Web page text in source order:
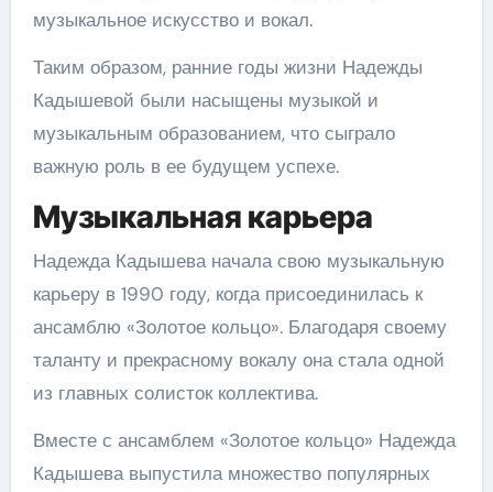
музыкальное искусство и вокал.
Таким образом, ранние годы жизни Надежды
Кадышевой были насыщены музыкой и
музыкальным образованием, что сыграло
важную роль в ее будущем успехе.
Музыкальная карьера
Надежда Кадышева начала свою музыкальную
карьеру в 1990 году, когда присоединилась к
ансамблю «Золотое кольцо». Благодаря своему
таланту и прекрасному вокалу она стала одной
из главных солисток коллектива.
Вместе с ансамблем «Золотое кольцо» Надежда
Кадышева выпустила множество популярных